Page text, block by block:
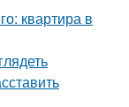
квартира в